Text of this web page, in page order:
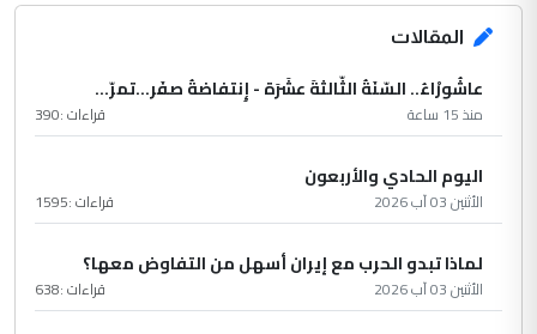
المقالات
عاشُورْاءُ.. السّنَةُ الثّالثةَ عشَرَة - إِنتفاضةُ صفَر…تمرّ...
منذ 15 ساعة قراءات :390
اليوم الحادي والأربعون
الأثنين 03 آب 2026 قراءات :1595
لماذا تبدو الحرب مع إيران أسهل من التفاوض معها؟
الأثنين 03 آب 2026 قراءات :638